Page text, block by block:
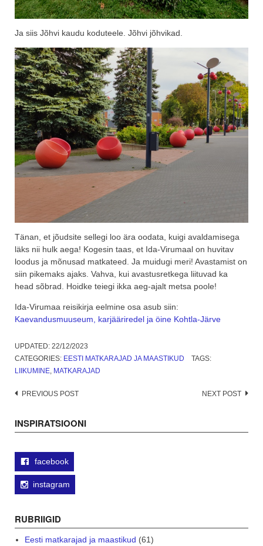
Ja siis Jõhvi kaudu koduteele. Jõhvi jõhvikad.
Tänan, et jõudsite sellegi loo ära oodata, kuigi avaldamisega
läks nii hulk aega! Kogesin taas, et Ida-Virumaal on huvitav
loodus ja mõnusad matkateed. Ja muidugi meri! Avastamist on
siin pikemaks ajaks. Vahva, kui avastusretkega liituvad ka
head sõbrad. Hoidke teiegi ikka aeg-ajalt metsa poole!
Ida-Virumaa reisikirja eelmine osa asub siin:
Kaevandusmuuseum, karjääriredel ja öine Kohtla-Järve
UPDATED: 22/12/2023
CATEGORIES: EESTI MATKARAJAD JA MAASTIKUD
TAGS:
LIIKUMINE, MATKARAJAD
Post
PREVIOUS POST NEXT POST
INSPIRATSIOONI
facebook
instagram
RUBRIIGID
Eesti matkarajad ja maastikud (61)